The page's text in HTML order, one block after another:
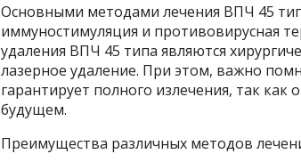
Основными методами лечения ВПЧ 45
иммуностимуляция и противовирусная
удаления ВПЧ 45 типа являются
лазерное удаление. При этом, важно
гарантирует полного излечения, так
будущем.
Преимущества различных методов